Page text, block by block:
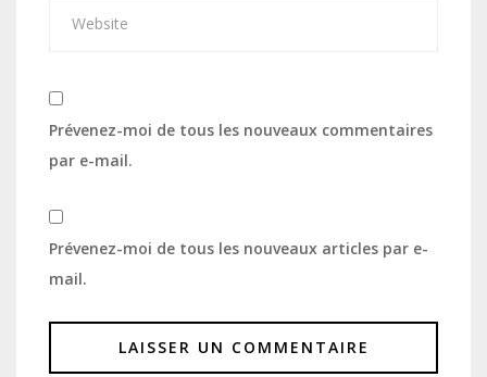
Prévenez-moi de tous les nouveaux commentaires
par e-mail.
Prévenez-moi de tous les nouveaux articles par e-
mail.